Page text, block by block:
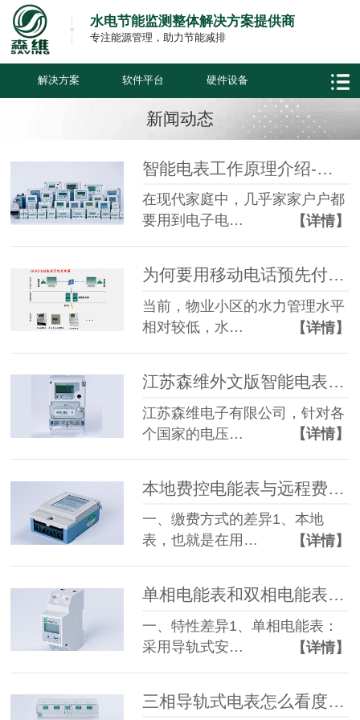
水电节能监测整体解决方案提供商
专注能源管理，助力节能减排
解决方案 软件平台 硬件设备
新闻动态
智能电表工作原理介绍-智能电表-江苏森维电子
在现代家庭中，几乎家家户户都
要用到电子电…
【详情】
为何要用移动电话预先付费的电表？-江苏森维电子
当前，物业小区的水力管理水平
相对较低，水…
【详情】
江苏森维外文版智能电表正式销售往全世界各国家
江苏森维电子有限公司，针对各
个国家的电压…
【详情】
一、缴费方式的差异1、本地
表，也就是在用…
【详情】
单相电能表和双相电能表有什么区别-江苏森维电子
一、特性差异1、单相电能表：
采用导轨式安…
【详情】
三相导轨式电表怎么看度数？-三相电表-江苏森维电子有限公司